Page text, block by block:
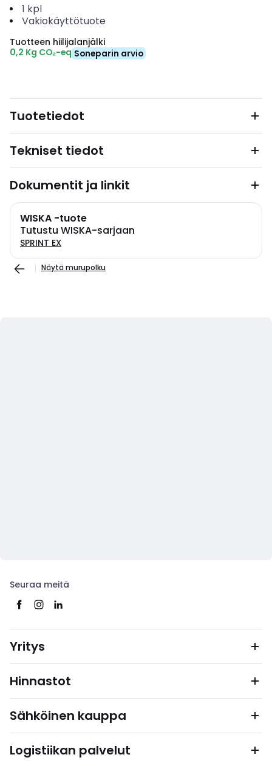
1 kpl
Vakiokäyttötuote
Tuotteen hiilijalanjälki
0,2 Kg CO₂-eq Soneparin arvio
Tuotetiedot
Tekniset tiedot
Dokumentit ja linkit
WISKA -tuote
Tutustu WISKA-sarjaan
SPRINT EX
Näytä murupolku
Seuraa meitä
Yritys
Hinnastot
Sähköinen kauppa
Logistiikan palvelut